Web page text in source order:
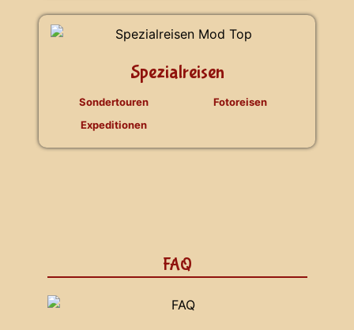
Spezialreisen
Sondertouren
Expeditionen
Fotoreisen
FAQ